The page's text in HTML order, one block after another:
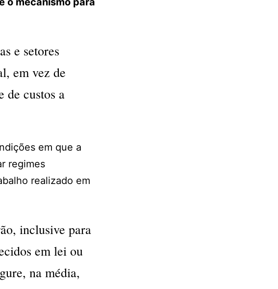
e setores
em vez de
de custos a
em que a
regimes
realizado em
inclusive para
em lei ou
na média,